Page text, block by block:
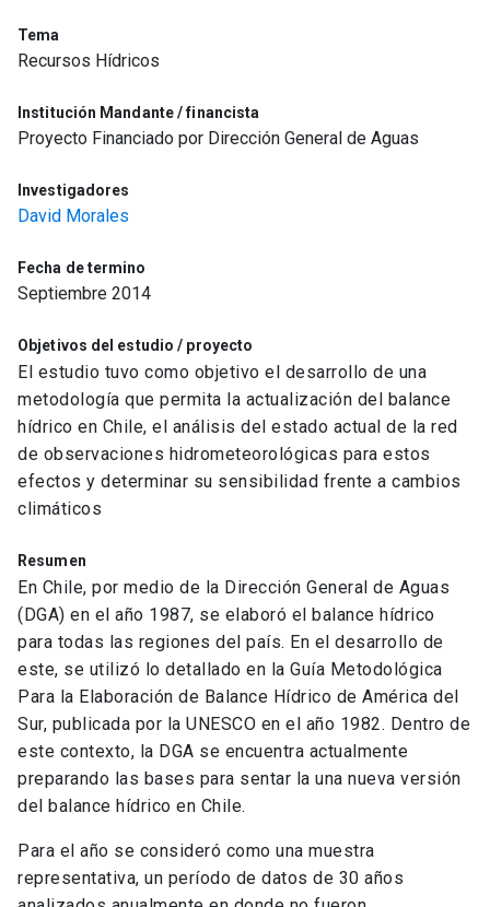
Tema
Recursos Hídricos
Institución Mandante / financista
Proyecto Financiado por Dirección General de Aguas
Investigadores
David Morales
Fecha de termino
Septiembre 2014
Objetivos del estudio / proyecto
El estudio tuvo como objetivo el desarrollo de una
metodología que permita la actualización del balance
hídrico en Chile, el análisis del estado actual de la red
de observaciones hidrometeorológicas para estos
efectos y determinar su sensibilidad frente a cambios
climáticos
Resumen
En Chile, por medio de la Dirección General de Aguas
(DGA) en el año 1987, se elaboró el balance hídrico
para todas las regiones del país. En el desarrollo de
este, se utilizó lo detallado en la Guía Metodológica
Para la Elaboración de Balance Hídrico de América del
Sur, publicada por la UNESCO en el año 1982. Dentro de
este contexto, la DGA se encuentra actualmente
preparando las bases para sentar la una nueva versión
del balance hídrico en Chile.
Para el año se consideró como una muestra
representativa, un período de datos de 30 años